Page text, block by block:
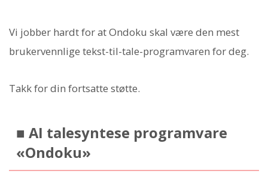
Vi jobber hardt for at Ondoku skal være den mest
brukervennlige tekst-til-tale-programvaren for deg.
Takk for din fortsatte støtte.
■ AI talesyntese programvare
«Ondoku»